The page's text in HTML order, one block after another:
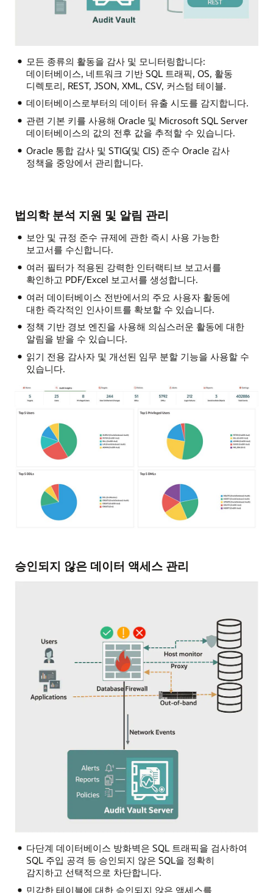
모든 종류의 활동을 감사 및 모니터링합니다:
데이터베이스, 네트워크 기반 SQL 트래픽, OS, 활동
디렉토리, REST, JSON, XML, CSV, 커스텀 테이블.
데이터베이스로부터의 데이터 유출 시도를 감지합니다.
관련 기본 키를 사용해 Oracle 및 Microsoft SQL Server
데이터베이스의 값의 전후 값을 추적할 수 있습니다.
Oracle 통합 감사 및 STIG(및 CIS) 준수 Oracle 감사
정책을 중앙에서 관리합니다.
법의학 분석 지원 및 알림 관리
보안 및 규정 준수 규제에 관한 즉시 사용 가능한
보고서를 수신합니다.
여러 필터가 적용된 강력한 인터랙티브 보고서를
확인하고 PDF/Excel 보고서를 생성합니다.
여러 데이터베이스 전반에서의 주요 사용자 활동에
대한 즉각적인 인사이트를 확보할 수 있습니다.
정책 기반 경보 엔진을 사용해 의심스러운 활동에 대한
알림을 받을 수 있습니다.
읽기 전용 감사자 및 개선된 임무 분할 기능을 사용할 수
있습니다.
승인되지 않은 데이터 액세스 관리
다단계 데이터베이스 방화벽은 SQL 트래픽을 검사하여
SQL 주입 공격 등 승인되지 않은 SQL을 정확히
감지하고 선택적으로 차단합니다.
민감한 테이블에 대한 승인되지 않은 액세스를